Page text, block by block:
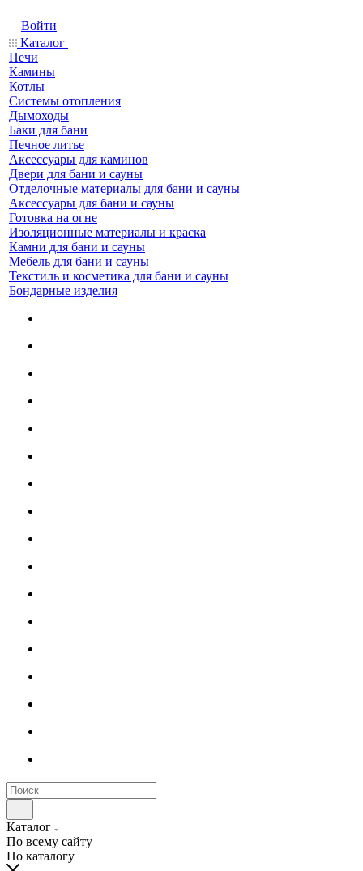
Войти
Каталог
Печи
Камины
Котлы
Системы отопления
Дымоходы
Баки для бани
Печное литье
Аксессуары для каминов
Двери для бани и сауны
Отделочные материалы для бани и сауны
Аксессуары для бани и сауны
Готовка на огне
Изоляционные материалы и краска
Камни для бани и сауны
Мебель для бани и сауны
Текстиль и косметика для бани и сауны
Бондарные изделия
Каталог
По всему сайту
По каталогу